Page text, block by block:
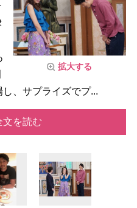
拡大する
、サプライズでプ...
文を読む